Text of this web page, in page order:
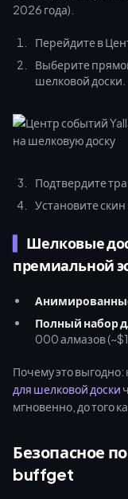
2026 года).
Перейдите в
Выберите
шелковой доски.
Подтвердите
Установите
Шелковые
премиальной
Полный набор
000 алмазов
Почему это выгодно:
для шелковой доски
мгновенно, до того
Безопасное
buffget